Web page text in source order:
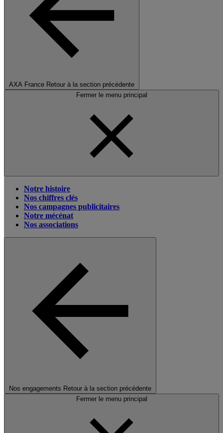
AXA France Retour à la section précédente
Fermer le menu principal
Notre histoire
Nos chiffres clés
Nos campagnes publicitaires
Notre mécénat
Nos associations
Nos engagements Retour à la section précédente
Fermer le menu principal